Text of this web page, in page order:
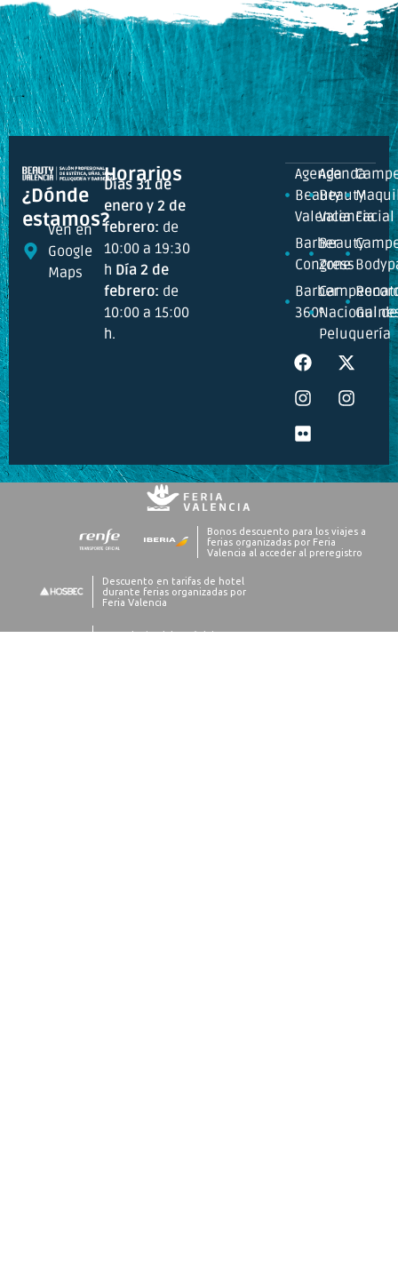
¿Dónde
estamos?
Ven en
Google
Maps
Horarios
Días 31 de
enero y 2 de
febrero: de
10:00 a 19:30
h Día 2 de
febrero: de
10:00 a 15:00
h.
Agenda
Beauty
Valencia
Barber
Congress
Barber
360º
Agenda
Beauty
Valencia
Beauty
Zone
Nacional de
Peluquería
Facial